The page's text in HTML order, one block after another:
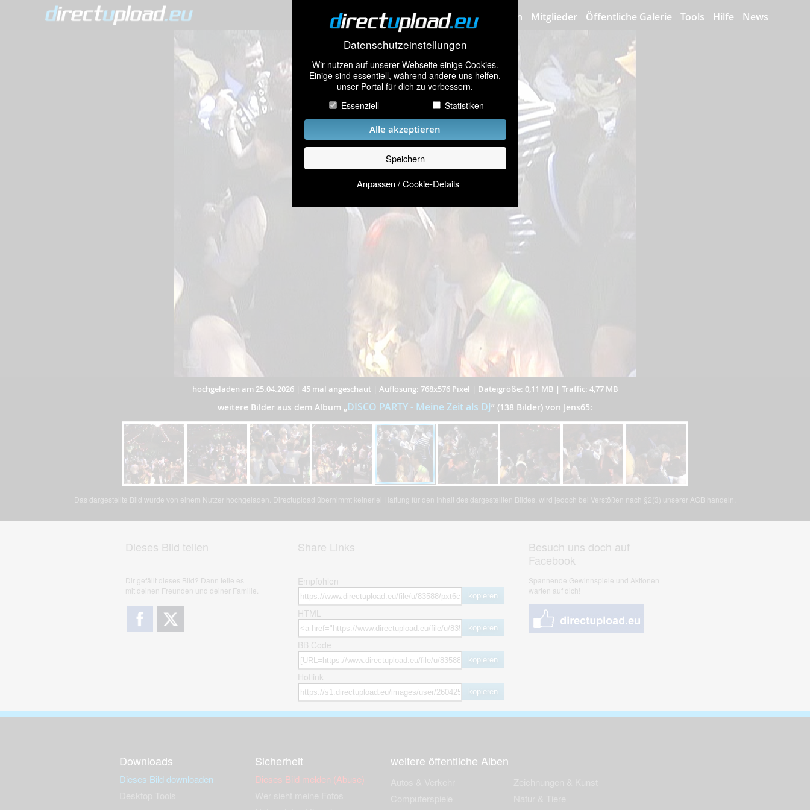
Datenschutzeinstellungen
Wir nutzen auf unserer Webseite einige Cookies.
Einige sind essentiell, während andere uns helfen,
unser Portal für dich zu verbessern.
Essenziell
Statistiken
Alle akzeptieren
Speichern
Anpassen / Cookie-Details
Bilder hochladen Mitglieder Öffentliche Galerie Tools Hilfe News
hochgeladen am 25.04.2026| 45 mal angeschaut| Auflösung: 768x576 Pixel | Dateigröße: 0,11 MB | Traffic: 4,77 MB
weitere Bilder aus dem Album „DISCO PARTY - Meine Zeit als DJ” (138 Bilder) von Jens65:
Das dargestellte Bild wurde von einem Nutzer hochgeladen. Directupload übernimmt keinerlei Haftung für den Inhalt des dargestellten Bildes, wird jedoch bei Verstößen nach §2(3) unserer AGB handeln.
Dieses Bild teilen
Dir gefällt dieses Bild? Dann teile es
mit deinen Freunden und deiner Familie.
Share Links
Empfohlen
kopieren
HTML
kopieren
BB Code
kopieren
Hotlink
kopieren
Besuch uns doch auf
Facebook
Spannende Gewinnspiele und Aktionen
warten auf dich!
Downloads
Dieses Bild downloaden
Sicherheit
Dieses Bild melden (Abuse)
weitere öffentliche Alben